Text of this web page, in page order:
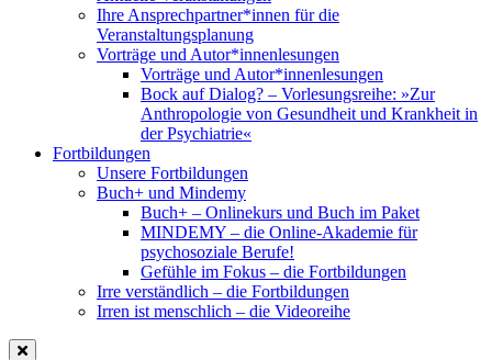
Ihre Ansprechpartner*innen für die
Veranstaltungsplanung
Vorträge und Autor*innenlesungen
Vorträge und Autor*innenlesungen
Bock auf Dialog? – Vorlesungsreihe: »Zur
Anthropologie von Gesundheit und Krankheit in
der Psychiatrie«
Fortbildungen
Unsere Fortbildungen
Buch+ und Mindemy
Buch+ – Onlinekurs und Buch im Paket
MINDEMY – die Online-Akademie für
psychosoziale Berufe!
Gefühle im Fokus – die Fortbildungen
Irre verständlich – die Fortbildungen
Irren ist menschlich – die Videoreihe